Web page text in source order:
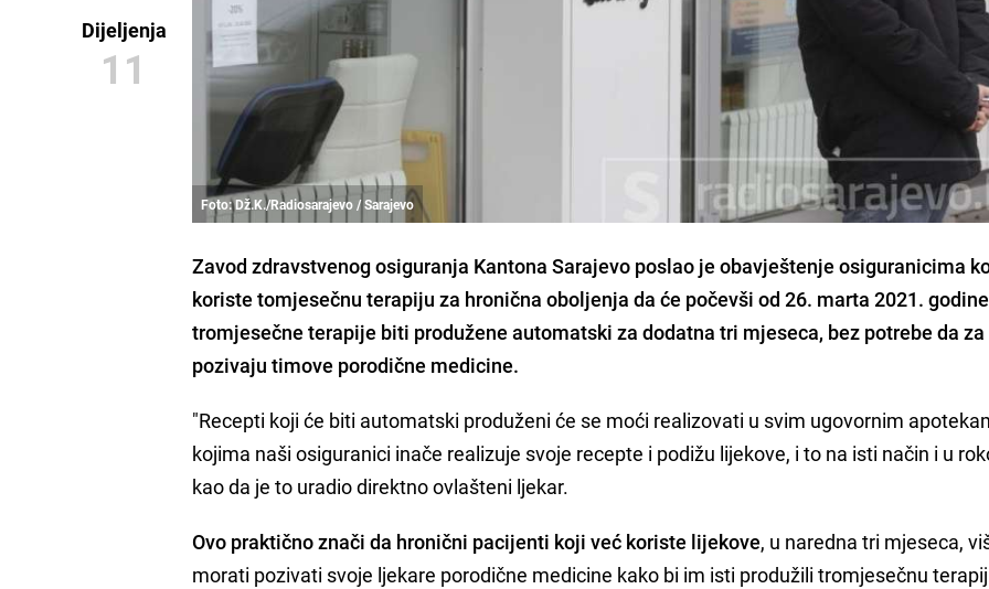
Dijeljenja
11
Foto: Dž.K./Radiosarajevo / Sarajevo
Zavod zdravstvenog osiguranja Kantona Sarajevo poslao je obavještenje osiguranicima
koriste tomjesečnu terapiju za hronična oboljenja da će počevši od 26. marta 2021.
tromjesečne terapije biti produžene automatski za dodatna tri mjeseca, bez potrebe da
pozivaju timove porodične medicine.
"Recepti koji će biti automatski produženi će se moći realizovati u svim ugovornim
kojima naši osiguranici inače realizuje svoje recepte i podižu lijekove, i to na isti način i u
kao da je to uradio direktno ovlašteni ljekar.
Ovo praktično znači da hronični pacijenti koji već koriste lijekove, u naredna tri mjeseca,
morati pozivati svoje ljekare porodične medicine kako bi im isti produžili tromjesečnu